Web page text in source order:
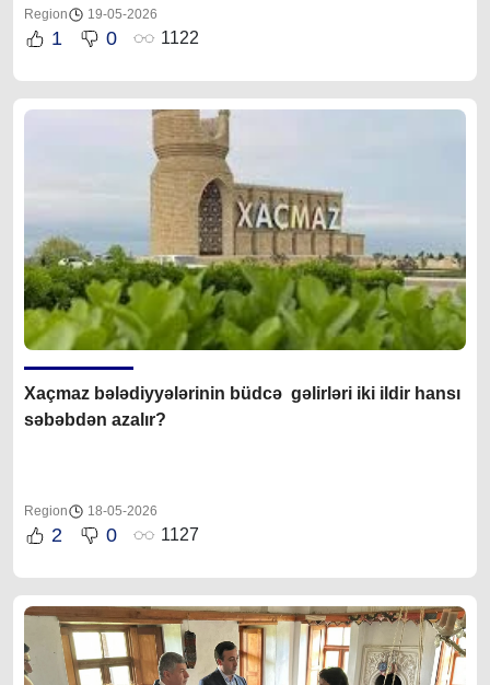
Region 19-05-2026
1 0 1122
Xaçmaz bələdiyyələrinin büdcə gəlirləri iki ildir hansı
səbəbdən azalır?
Region 18-05-2026
2 0 1127